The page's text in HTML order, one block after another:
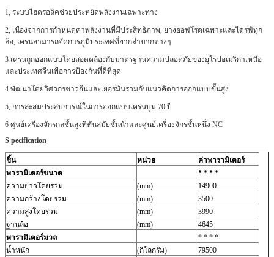
1, ระบบไฮดรอลิคช่วยประหยัดพลังงานเฉพาะทาง
2, เนื่องจากการกำหนดค่าพลังงานที่มีประสิทธิภาพ, ยางออฟโรดเฉพาะและไดรฟ์ทุก
ล้อ, เครนสามารถจัดการภูมิประเทศที่ยากลำบากต่างๆ
3 เครนถูกออกแบบโดยสอดคล้องกับมาตรฐานความปลอดภัยของยุโรปอเมริกาเหนือ
และประเทศจีนเพื่อการป้องกันที่ดีที่สุด
4 พัฒนาโดยวิศวกรชาวจีนและเยอรมันร่วมกับแนวคิดการออกแบบขั้นสูง
5, การสะสมประสบการณ์ในการออกแบบเครนบูม 70 ปี
6 ศูนย์เครื่องจักรกลชั้นสูงที่ทันสมัยชั้นนำและศูนย์เครื่องจักรชั้นหนึ่ง NC
S pecification
ชิ้น หน่วย
ค่าพารามิเตอร์
พารามิเตอร์ขนาด
* * * *
ความยาวโดยรวม
(mm)
14900
ความกว้างโดยรวม
(mm)
3500
ความสูงโดยรวม
(mm)
3990
ฐานล้อ
(mm)
4645
พารามิเตอร์มวล
* * * *
น้ำหนัก
(กิโลกรัม)
79500